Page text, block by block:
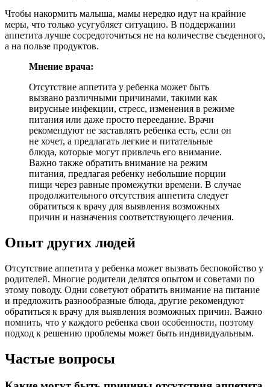
Чтобы накормить малыша, мамы нередко идут на крайние
меры, что только усугубляет ситуацию. В поддержании
аппетита лучше сосредоточиться не на количестве съеденного,
а на пользе продуктов.
Мнение врача:
Отсутствие аппетита у ребенка может быть
вызвано различными причинами, такими как
вирусные инфекции, стресс, изменения в режиме
питания или даже просто переедание. Врачи
рекомендуют не заставлять ребенка есть, если он
не хочет, а предлагать легкие и питательные
блюда, которые могут привлечь его внимание.
Важно также обратить внимание на режим
питания, предлагая ребенку небольшие порции
пищи через равные промежутки времени. В случае
продолжительного отсутствия аппетита следует
обратиться к врачу для выявления возможных
причин и назначения соответствующего лечения.
Опыт других людей
Отсутствие аппетита у ребенка может вызвать беспокойство у
родителей. Многие родители делятся опытом и советами по
этому поводу. Одни советуют обратить внимание на питание
и предложить разнообразные блюда, другие рекомендуют
обратиться к врачу для выявления возможных причин. Важно
помнить, что у каждого ребенка свои особенности, поэтому
подход к решению проблемы может быть индивидуальным.
Частые вопросы